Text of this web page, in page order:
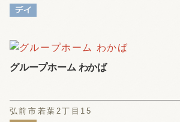
グループホーム わかば
弘前市若葉2丁目15